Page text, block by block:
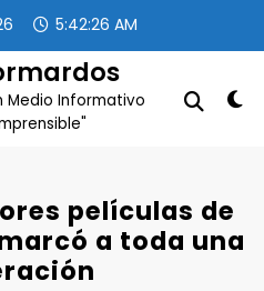
5:42:27 AM
Medio Informativo
películas de
a toda una